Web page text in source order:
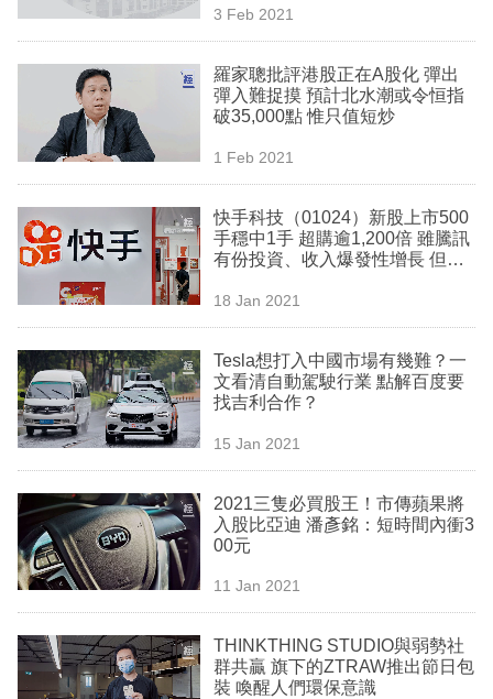
欄
閱
區
3 Feb 2021
羅家聰批評港股正在A股化 彈出
彈入難捉摸 預計北水潮或令恒指
破35,000點 惟只值短炒
1 Feb 2021
快手科技（01024）新股上市500
手穩中1手 超購逾1,200倍 雖騰訊
有份投資、收入爆發性增長 但暗
18 Jan 2021
Tesla想打入中國市場有幾難？一
文看清自動駕駛行業 點解百度要
找吉利合作？
15 Jan 2021
2021三隻必買股王！市傳蘋果將
入股比亞迪 潘彥銘：短時間內衝3
00元
11 Jan 2021
THINKTHING STUDIO與弱勢社
群共贏 旗下的ZTRAW推出節日包
裝 喚醒人們環保意識